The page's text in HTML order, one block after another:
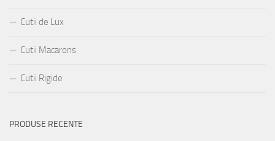
Cutii de Lux
Cutii Macarons
Cutii Rigide
PRODUSE RECENTE